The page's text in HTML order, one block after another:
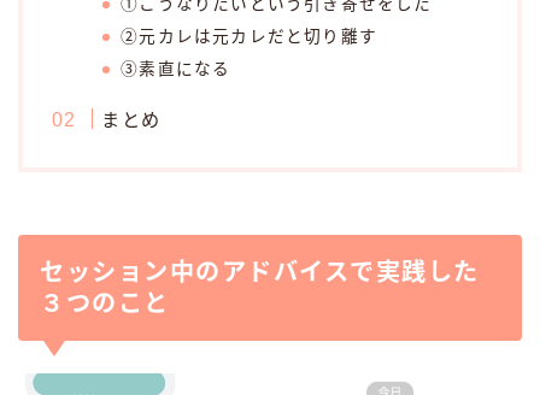
①こうなりたいという引き寄せをした
②元カレは元カレだと切り離す
③素直になる
まとめ
セッション中のアドバイスで実践した
３つのこと